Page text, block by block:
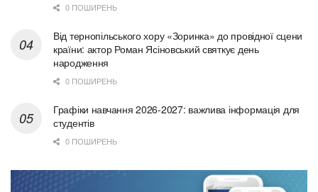
0 ПОШИРЕНЬ
Від тернопільського хору «Зоринка» до провідної сцени
країни: актор Роман Ясіновський святкує день
народження
0 ПОШИРЕНЬ
Графіки навчання 2026-2027: важлива інформація для
студентів
0 ПОШИРЕНЬ